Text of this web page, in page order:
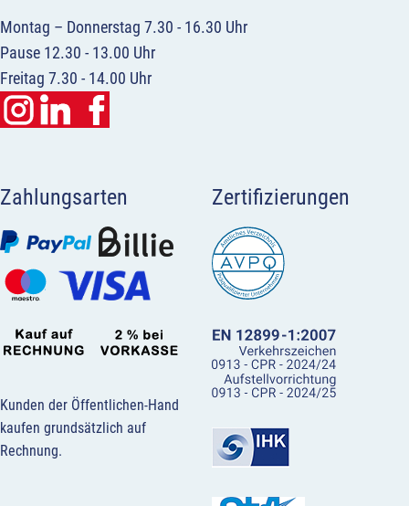
Montag – Donnerstag 7.30 - 16.30 Uhr
Pause 12.30 - 13.00 Uhr
Freitag 7.30 - 14.00 Uhr
Zahlungsarten
Kunden der Öffentlichen-Hand
kaufen grundsätzlich auf
Rechnung.
Zertifizierungen